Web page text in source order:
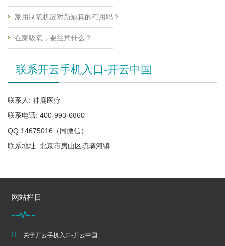
家用制氧机应对新冠真的有用吗？
在家吸氧，要注意什么？
联系开云手机入口-开云中国
联系人: 神鹿医疗
联系电话: 400-993-6860
QQ:14675016（同微信）
联系地址: 北京市房山区琉璃河镇
网站栏目
关于开云手机入口-开云中国